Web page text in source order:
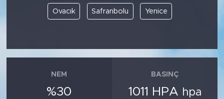
Ovacık Safranbolu Yenice
NEM
%30
BASINÇ
1011 HPA hpa
EKONOMİ
KÜLTÜR SANAT